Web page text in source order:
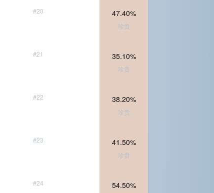
#20 47.40%
珍贵
#21 35.10%
珍贵
#22 38.20%
珍贵
#23 41.50%
珍贵
#24 54.50%